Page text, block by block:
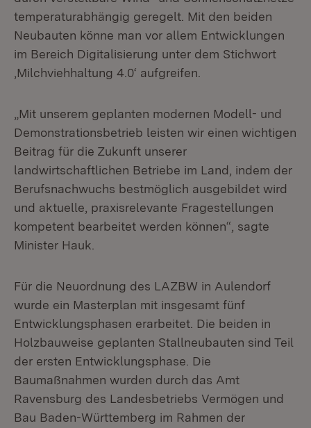
temperaturabhängig geregelt. Mit den beiden
Neubauten könne man vor allem Entwicklungen
im Bereich Digitalisierung unter dem Stichwort
‚Milchviehhaltung 4.0‘ aufgreifen.
„Mit unserem geplanten modernen Modell- und
Demonstrationsbetrieb leisten wir einen wichtigen
Beitrag für die Zukunft unserer
landwirtschaftlichen Betriebe im Land, indem der
Berufsnachwuchs bestmöglich ausgebildet wird
und aktuelle, praxisrelevante Fragestellungen
kompetent bearbeitet werden können“, sagte
Minister Hauk.
Für die Neuordnung des LAZBW in Aulendorf
wurde ein Masterplan mit insgesamt fünf
Entwicklungsphasen erarbeitet. Die beiden in
Holzbauweise geplanten Stallneubauten sind Teil
der ersten Entwicklungsphase. Die
Baumaßnahmen wurden durch das Amt
Ravensburg des Landesbetriebs Vermögen und
Bau Baden-Württemberg im Rahmen der